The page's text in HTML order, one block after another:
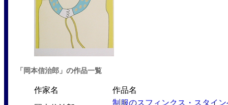
「岡本信治郎」の作品一覧
作家名 作品名
制服のスフィンクス・スタイ